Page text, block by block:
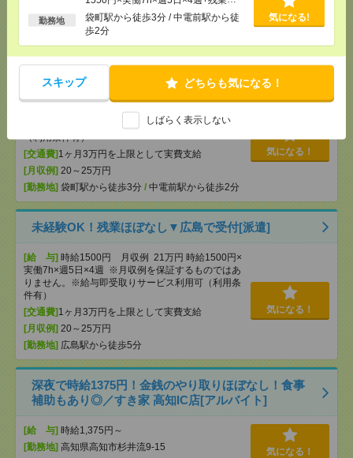
3h ※月収例を保証するものではあり
ません。※給与即受取りサービス利用
勤務地
袋町駅から徒歩3分 / 中電前駅から徒
歩2分
気になる!
スキップ どちらも気になる！
しばらく表示しない
[勤務地] 広駅から徒歩9分
17時まで＊残業ほぼなし▼自転車・バイク通勤OK＊
袋町での総務・人事・労務[派遣]
[給 与]時給1550円 月収例 22万円 時給1550円×
実働7h×週5日×4週+残業3h ※月収例を保証するも
のではありません。※給与即受取りサービス利用可
（利用条件有）
[交通費]1ヶ月3万円を上限として実費支給
[月収例] 20～25万円
[勤務地] 袋町駅から徒歩3分 / 中電前駅から徒歩2分
気になる！
未経験OK！残業ほぼなし▼広島で受付[派遣]
[給 与] 時給1500円 月収例 21万円 時給1500円×
実働7h×週5日×4週 ※月収例を保証するものではあ
りません。※給与即受取りサービス利用可（利用条
件有）
[交通費]1ヶ月3万円を上限として実費支給
[月収例] 20～25万円
[勤務地] 広島駅から徒歩5分
気になる！
深夜で時給1375円！金銭のやり取りほぼなし！食事
補助もあり◎／すき家 高知IC店[アルバイト]
[給 与] 時給1,375円～
[勤務地] 高知県高知市杉井流9-15 気になる！